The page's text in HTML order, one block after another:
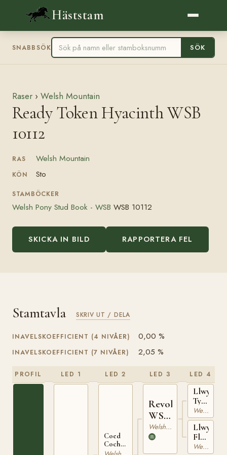
Häststam
SNABBSÖK SÖK
Raser › Welsh Mountain
Ready Token Hyacinth WSB
10112
RAS Welsh Mountain
KÖN Sto
STAMBÖCKER
Welsh Pony Stud Book - WSB WSB 10112
SKICKA IN BILD RAPPORTERA FEL
Stamtavla SKRIV UT / DELA
INAVELSKOEFFICIENT (4 NIVÅER) 0,00 %
INAVELSKOEFFICIENT (7 NIVÅER) 2,05 %
PROFIL LED 1 LED 2
Coed
Coch
Glyndwr
LED 3
Revolt
WSB
493 Welsh Mountain
LED 4
Llwyn
Tyrant
WSB
207
Welsh Mountain
Llwyn
Flyaway
WSB
Welsh Mountain